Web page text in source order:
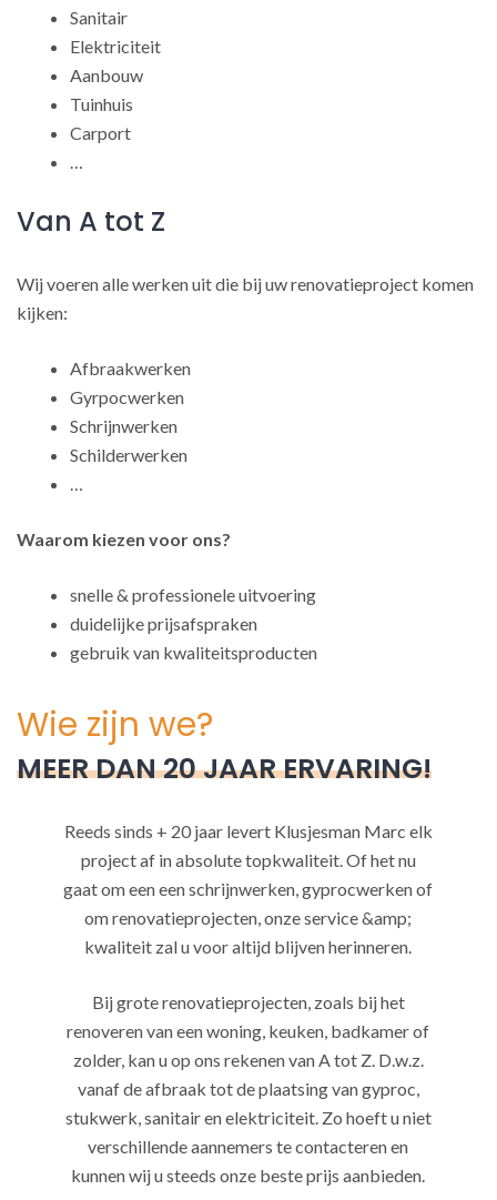
Sanitair
Elektriciteit
Aanbouw
Tuinhuis
Carport
…
Van A tot Z
Wij voeren alle werken uit die bij uw renovatieproject komen
kijken:
Afbraakwerken
Gyrpocwerken
Schrijnwerken
Schilderwerken
…
Waarom kiezen voor ons?
snelle & professionele uitvoering
duidelijke prijsafspraken
gebruik van kwaliteitsproducten
Wie zijn we?
MEER DAN 20 JAAR ERVARING!
Reeds sinds + 20 jaar levert Klusjesman Marc elk
project af in absolute topkwaliteit. Of het nu
gaat om een een schrijnwerken, gyprocwerken of
om renovatieprojecten, onze service &amp;
kwaliteit zal u voor altijd blijven herinneren.
Bij grote renovatieprojecten, zoals bij het
renoveren van een woning, keuken, badkamer of
zolder, kan u op ons rekenen van A tot Z. D.w.z.
vanaf de afbraak tot de plaatsing van gyproc,
stukwerk, sanitair en elektriciteit. Zo hoeft u niet
verschillende aannemers te contacteren en
kunnen wij u steeds onze beste prijs aanbieden.